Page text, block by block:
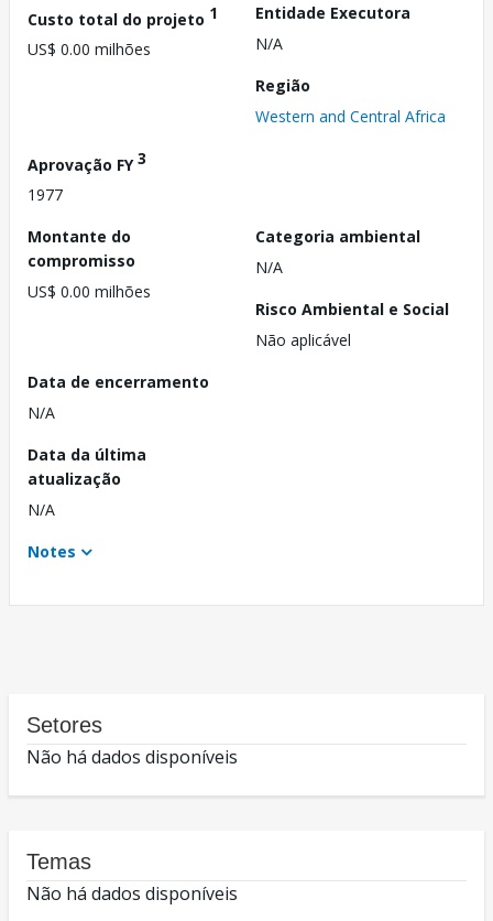
Custo total do projeto 1
US$ 0.00 milhões
Entidade Executora
N/A
Região
Western and Central Africa
Aprovação FY3
1977
Montante do
compromisso
US$ 0.00 milhões
Categoria ambiental
N/A
Risco Ambiental e Social
Não aplicável
Data de encerramento
N/A
Data da última
atualização
N/A
Notes
Setores
Não há dados disponíveis
Temas
Não há dados disponíveis